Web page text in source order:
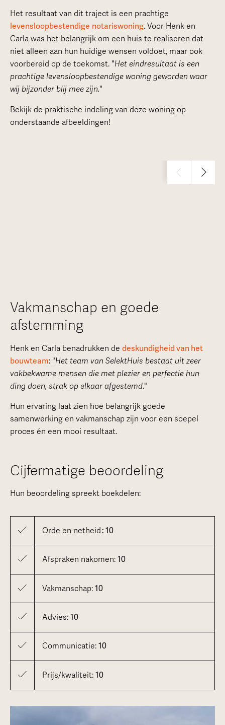
Het resultaat van dit traject is een prachtige
levensloopbestendige notariswoning. Voor Henk en
Carla was het belangrijk om een huis te realiseren dat
niet alleen aan hun huidige wensen voldoet, maar ook
voorbereid op de toekomst. "Het eindresultaat is een
prachtige levensloopbestendige woning geworden waar
wij bijzonder blij mee zijn."
Bekijk de praktische indeling van deze woning op
onderstaande afbeeldingen!
Vakmanschap en goede
afstemming
Henk en Carla benadrukken de deskundigheid van het
bouwteam: "Het team van SelektHuis bestaat uit zeer
vakbekwame mensen die met plezier en perfectie hun
ding doen, strak op elkaar afgestemd."
Hun ervaring laat zien hoe belangrijk goede
samenwerking en vakmanschap zijn voor een soepel
proces én een mooi resultaat.
Cijfermatige beoordeling
Hun beoordeling spreekt boekdelen:
Orde en netheid: 10
Afspraken nakomen: 10
Vakmanschap: 10
Advies: 10
Communicatie: 10
Prijs/kwaliteit: 10